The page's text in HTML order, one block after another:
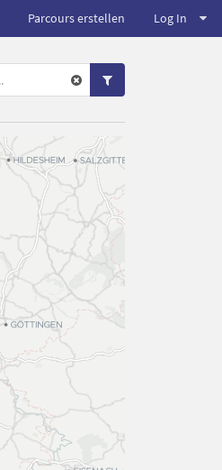
Parcours erstellen Log In